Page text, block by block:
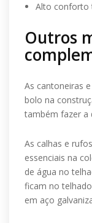
Alto conforto
Outros
As cantoneiras
bolo na
também fazer a
As calhas e
essenciais na
de água no
ficam no
em aço